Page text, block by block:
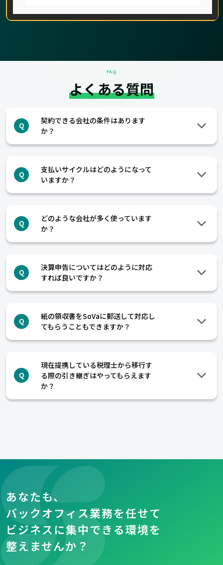
FAQ
よくある質問
Q
契約できる会社の条件はあります
か？
Q
支払いサイクルはどのようになって
いますか？
Q
どのような会社が多く使っています
か？
Q
決算申告についてはどのように対応
すれば良いですか？
Q
紙の領収書をSoVaに郵送して対応し
てもらうこともできますか？
Q
現在提携している税理士から移行す
る際の引き継ぎはやってもらえます
か？
あなたも、
バックオフィス業務を任せて
ビジネスに集中できる環境を
整えませんか？